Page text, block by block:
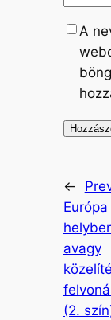
A
←
Európa
avagy
(2.